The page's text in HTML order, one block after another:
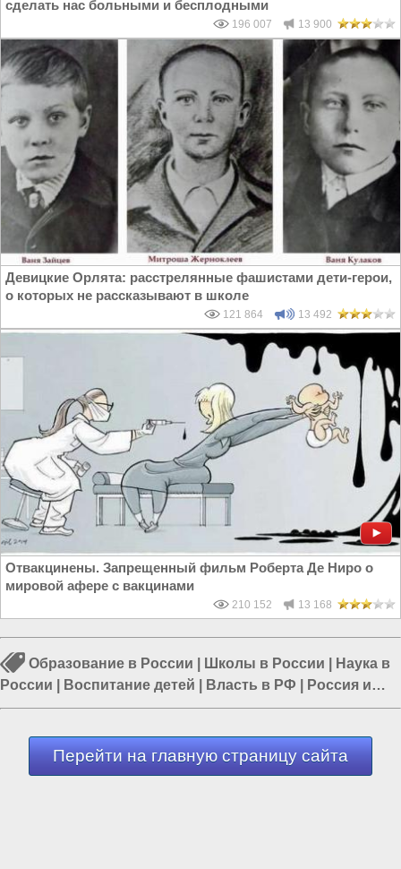
сделать нас больными и бесплодными
196 007 13 900
Девицкие Орлята: расстрелянные фашистами дети-герои,
о которых не рассказывают в школе
121 864 13 492
Отвакцинены. Запрещенный фильм Роберта Де Ниро о
мировой афере с вакцинами
210 152 13 168
Образование в России Школы в России
Наука в
России
Воспитание детей Власть в РФ
Россия и
Евразия|Политика в России
Перейти на главную страницу сайта